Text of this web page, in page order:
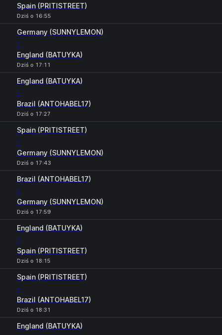
Spain (PRITISTREET)
Dziś o 16:55
Germany (SUNNYLEMON)
-
England (BATUYKA)
Dziś o 17:11
England (BATUYKA)
-
Brazil (ANTOHABEL17)
Dziś o 17:27
Spain (PRITISTREET)
-
Germany (SUNNYLEMON)
Dziś o 17:43
Brazil (ANTOHABEL17)
-
Germany (SUNNYLEMON)
Dziś o 17:59
England (BATUYKA)
-
Spain (PRITISTREET)
Dziś o 18:15
Spain (PRITISTREET)
-
Brazil (ANTOHABEL17)
Dziś o 18:31
England (BATUYKA)